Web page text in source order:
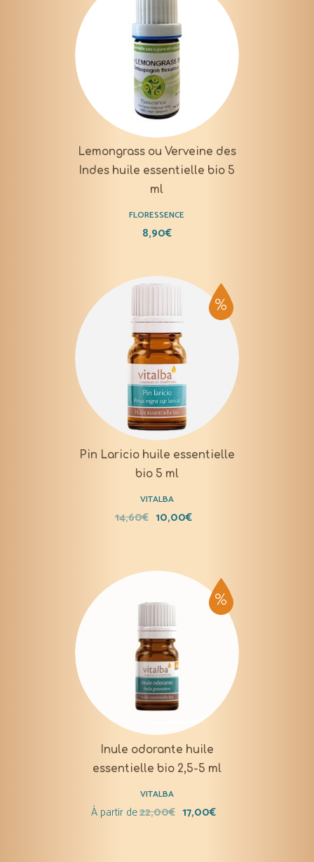
Lemongrass ou Verveine des
Indes huile essentielle bio 5
ml
FLORESSENCE
8,90€
Pin Laricio huile essentielle
bio 5 ml
VITALBA
14,60€ 10,00€
Inule odorante huile
essentielle bio 2,5-5 ml
VITALBA
À partir de22,00€ 17,00€